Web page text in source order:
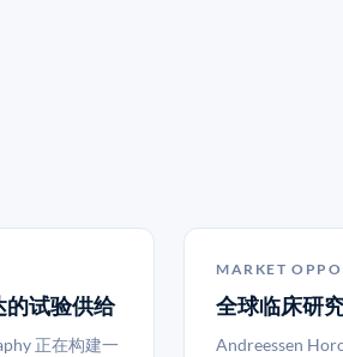
的试验供给
正在构建一
MARKET
全球临床研
Andreessen